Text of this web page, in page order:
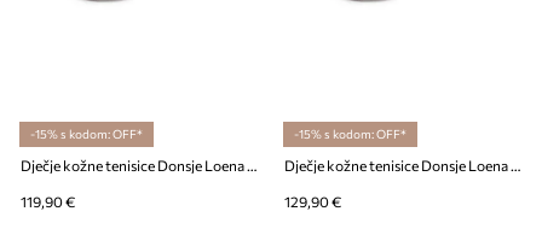
-15% s kodom: OFF*
Dječje kožne tenisice Donsje Loena Sneakers
119,90 €
-15% s kodom: OFF*
Dječje kožne tenisice Donsje Loena Sneakers
129,90 €